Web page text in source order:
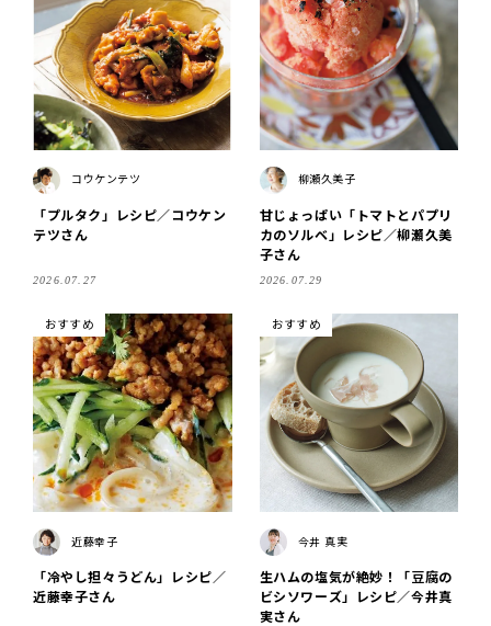
コウケンテツ
「プルタク」レシピ／コウケン
テツさん
2026.07.27
柳瀬久美子
甘じょっぱい「トマトとパプリ
カのソルベ」レシピ／柳瀬久美
子さん
2026.07.29
おすすめ
近藤幸子
「冷やし担々うどん」レシピ／
近藤幸子さん
おすすめ
今井 真実
生ハムの塩気が絶妙！「豆腐の
ビシソワーズ」レシピ／今井真
実さん